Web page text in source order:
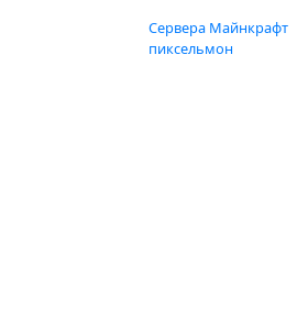
Сервера Майнкрафт
пиксельмон